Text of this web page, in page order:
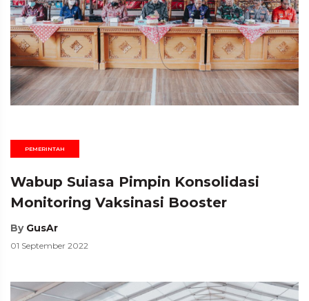
PEMERINTAH
Wabup Suiasa Pimpin Konsolidasi
Monitoring Vaksinasi Booster
By GusAr
01 September 2022